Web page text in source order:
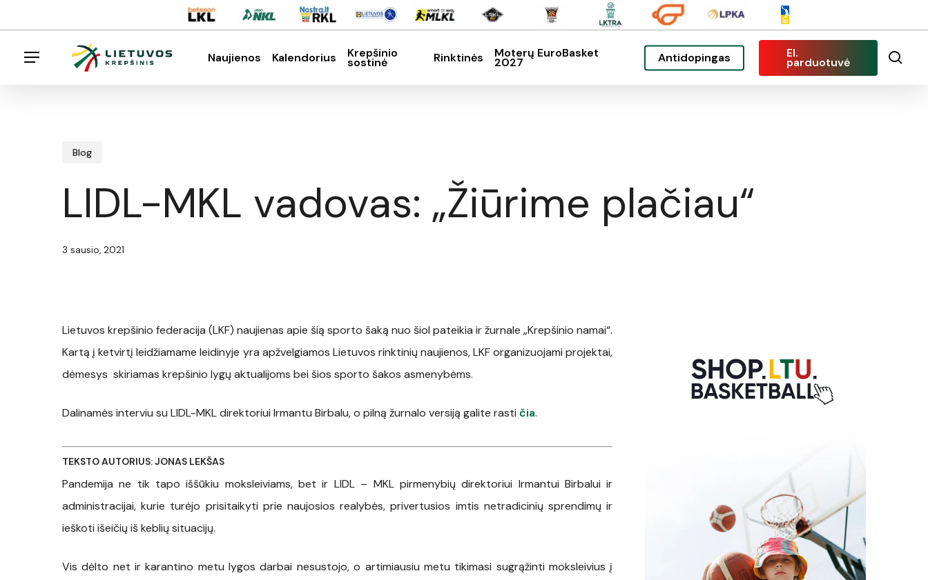
to
Menu
Naujienos Kalendorius Krepšinio
sostinė Rinktinės Moterų EuroBasket
2027 Antidopingas El.
parduotuvė
Blog
LIDL-MKL vadovas: „Žiūrime plačiau“
3 sausio, 2021
Lietuvos krepšinio federacija (LKF) naujienas apie šią sporto šaką nuo šiol pateikia ir žurnale „Krepšinio namai“.
Kartą į ketvirtį leidžiamame leidinyje yra apžvelgiamos Lietuvos rinktinių naujienos, LKF organizuojami projektai,
dėmesys skiriamas krepšinio lygų aktualijoms bei šios sporto šakos asmenybėms.
Dalinamės interviu su LIDL-MKL direktoriui Irmantu Birbalu, o pilną žurnalo versiją galite rasti čia.
TEKSTO AUTORIUS: JONAS LEKŠAS
Pandemija ne tik tapo iššūkiu moksleiviams, bet ir LIDL – MKL pirmenybių direktoriui Irmantui Birbalui ir
administracijai, kurie turėjo prisitaikyti prie naujosios realybės, privertusios imtis netradicinių sprendimų ir
ieškoti išeičių iš keblių situacijų.
Vis dėlto net ir karantino metu lygos darbai nesustojo, o artimiausiu metu tikimasi sugrąžinti moksleivius į